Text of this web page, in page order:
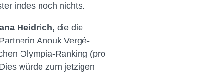
indes noch nichts.
Heidrich, die die
Anouk Vergé-
Olympia-Ranking (pro
würde zum jetzigen